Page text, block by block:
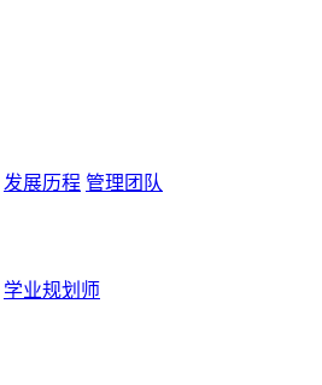
发展历程 管理团队
学业规划师